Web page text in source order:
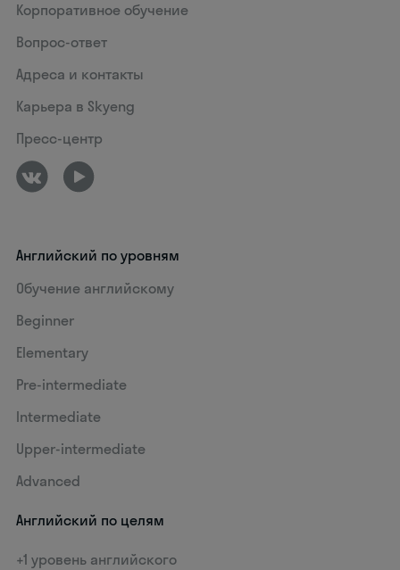
Корпоративное обучение
Вопрос-ответ
Адреса и контакты
Карьера в Skyeng
Пресс-центр
Английский по уровням
Обучение английскому
Beginner
Elementary
Pre-intermediate
Intermediate
Upper-intermediate
Advanced
Английский по целям
+1 уровень английского